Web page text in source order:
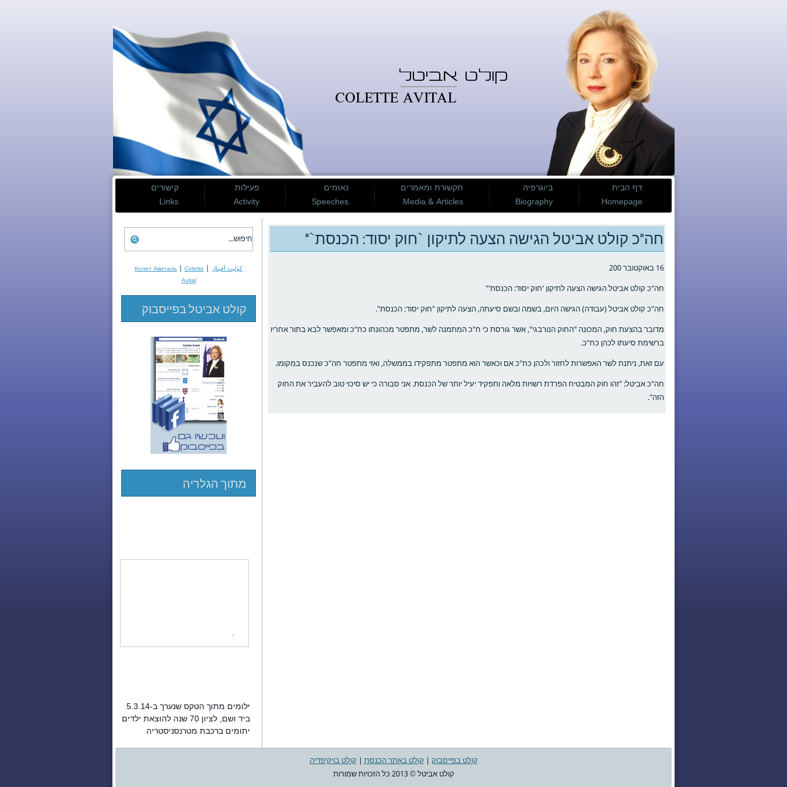
דף הבית
Homepage
ביוגרפיה
Biography
תקשורת ומאמרים
Media & Articles
נאומים
Speeches
פעילות
Activity
קישורים
Links
חה"כ קולט אביטל הגישה הצעה לתיקון `חוק יסוד: הכנסת`"
16 באוקטובר 200
חה"כ קולט אביטל הגישה הצעה לתיקון 'חוק יסוד: הכנסת'"
חה"כ קולט אביטל (עבודה) הגישה היום, בשמה ובשם סיעתה, הצעה לתיקון "חוק יסוד: הכנסת".
מדובר בהצעת חוק, המכונה "החוק הנורבגי", אשר גורסת כי ח"כ המתמנה לשר, מתפטר מכהונתו כח"כ ומאפשר לבא בתור אחריו
ברשימת סיעתו לכהן כח"כ.
עם זאת, ניתנת לשר האפשרות לחזור ולכהן כח"כ אם וכאשר הוא מתפטר מתפקידו בממשלה, ואזי מתפטר חה"כ שנכנס במקומו.
חה"כ אביטל: "זהו חוק המבטיח הפרדת רשויות מלאה ותפקיד יעיל יותר של הכנסת. אני סבורה כי יש סיכוי טוב להעביר את החוק
הזה".
كوليت أفيتال |
Колет Авиталь | Colette
Avital
קולט אביטל בפייסבוק
מתוך הגלריה
ילומים מתוך הטקס שנערך ב-5.3.14
ביד ושם, לציון 70 שנה להוצאת ילדים
יתומים ברכבת מטרנסניסטריה
קולט בפייסבוק |קולט באתר הכנסת|קולט בויקיפדיה
קולט אביטל © 2013 כל הזכויות שמורות